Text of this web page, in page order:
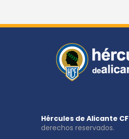
Hércules de Alicante CF
derechos reservados.